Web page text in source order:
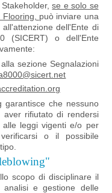
Stakeholder,se e solo se
può inviare una
dell'Ente di
(SICERT) o dell'Ente
alla sezione Segnalazioni
garantisce che nessuno
aver rifiutato di rendersi
leggi vigenti e/o per
o il possibile
scopo di disciplinare il
analisi e gestione delle